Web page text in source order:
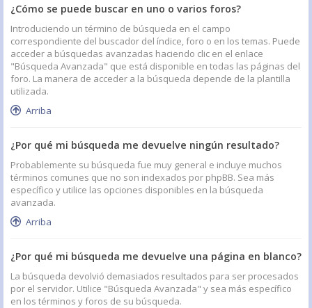
¿Cómo se puede buscar en uno o varios foros?
Introduciendo un término de búsqueda en el campo
correspondiente del buscador del índice, foro o en los temas. Puede
acceder a búsquedas avanzadas haciendo clic en el enlace
"Búsqueda Avanzada" que está disponible en todas las páginas del
foro. La manera de acceder a la búsqueda depende de la plantilla
utilizada.
Arriba
¿Por qué mi búsqueda me devuelve ningún resultado?
Probablemente su búsqueda fue muy general e incluye muchos
términos comunes que no son indexados por phpBB. Sea más
específico y utilice las opciones disponibles en la búsqueda
avanzada.
Arriba
¿Por qué mi búsqueda me devuelve una página en blanco?
La búsqueda devolvió demasiados resultados para ser procesados
por el servidor. Utilice "Búsqueda Avanzada" y sea más específico
en los términos y foros de su búsqueda.